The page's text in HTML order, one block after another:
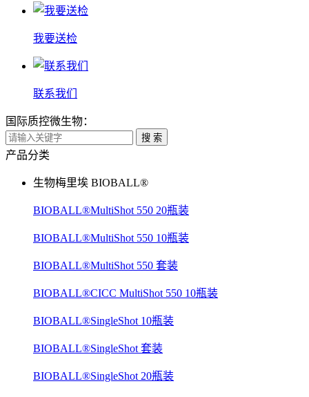
我要送检
联系我们
国际质控微生物：
搜 索
产品分类
生物梅里埃 BIOBALL®
BIOBALL®MultiShot 550 20瓶装
BIOBALL®MultiShot 550 10瓶装
BIOBALL®MultiShot 550 套装
BIOBALL®CICC MultiShot 550 10瓶装
BIOBALL®SingleShot 10瓶装
BIOBALL®SingleShot 套装
BIOBALL®SingleShot 20瓶装